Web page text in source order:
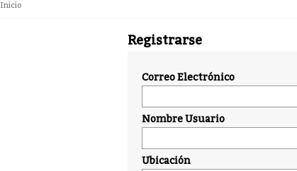
Inicio
Registrarse
Correo Electrónico
Nombre Usuario
Ubicación